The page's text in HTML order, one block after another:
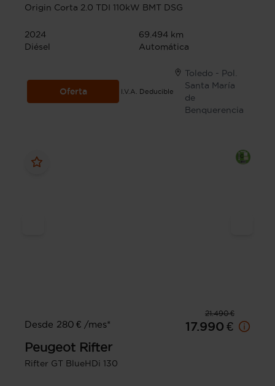
Origin Corta 2.0 TDI 110kW BMT DSG
2024
69.494 km
Diésel
Automática
Oferta I.V.A. Deducible
Toledo - Pol.
Santa María
de
Benquerencia
21.490 €
Desde 280 € /mes*
17.990 €
Peugeot Rifter
Rifter GT BlueHDi 130